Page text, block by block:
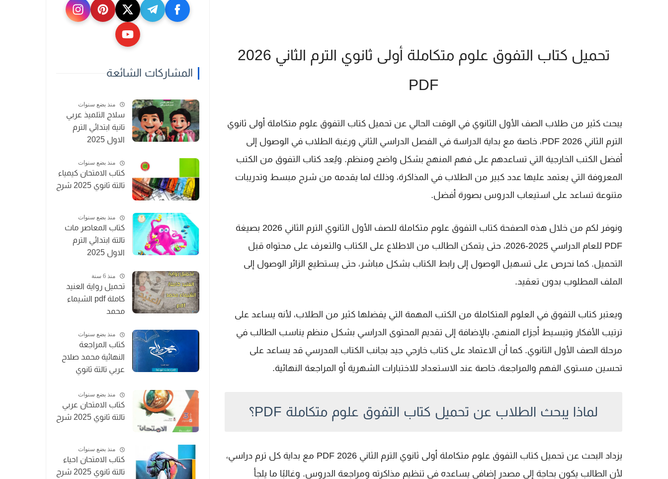
تحميل كتاب التفوق علوم متكاملة أولى ثانوي الترم الثاني 2026
PDF
يبحث كثير من طلاب الصف الأول الثانوي في الوقت الحالي عن تحميل كتاب التفوق علوم متكاملة أولى ثانوي
الترم الثاني 2026 PDF
، خاصة مع بداية الدراسة في الفصل الدراسي الثاني ورغبة الطلاب في الوصول إلى
أفضل الكتب الخارجية التي تساعدهم على فهم المنهج بشكل واضح ومنظم. ويُعد كتاب التفوق من الكتب
المعروفة التي يعتمد عليها عدد كبير من الطلاب في المذاكرة، وذلك لما يقدمه من شرح مبسط وتدريبات
متنوعة تساعد على استيعاب الدروس بصورة أفضل.
ونوفر لكم من خلال هذه الصفحة كتاب التفوق علوم متكاملة للصف الأول الثانوي الترم الثاني 2026
بصيغة
PDF للعام الدراسي 2025-2026، حتى يتمكن الطالب من الاطلاع على الكتاب والتعرف على محتواه قبل
التحميل. كما نحرص على تسهيل الوصول إلى رابط الكتاب بشكل مباشر، حتى يستطيع الزائر الوصول إلى
الملف المطلوب بدون تعقيد.
ويعتبر كتاب التفوق في العلوم المتكاملة من الكتب المهمة التي يفضلها كثير من الطلاب، لأنه يساعد على
ترتيب الأفكار وتبسيط أجزاء المنهج، بالإضافة إلى تقديم المحتوى الدراسي بشكل منظم يناسب الطالب في
مرحلة الصف الأول الثانوي. كما أن الاعتماد على كتاب خارجي جيد بجانب الكتاب المدرسي قد يساعد على
تحسين مستوى الفهم والمراجعة، خاصة عند الاستعداد للاختبارات الشهرية أو المراجعة النهائية.
لماذا يبحث الطلاب عن تحميل كتاب التفوق علوم متكاملة PDF؟
يزداد البحث عن تحميل كتاب التفوق علوم متكاملة أولى ثانوي الترم الثاني 2026 PDF
مع بداية كل ترم دراسي،
لأن الطالب يكون بحاجة إلى مصدر إضافي يساعده في تنظيم مذاكرته ومراجعة الدروس. وغالبًا ما يلجأ
المشاركات الشائعة
منذ بضع سنوات
سلاح التلميذ عربي
تانية ابتدائي الترم
الاول 2025
منذ بضع سنوات
كتاب الامتحان كيمياء
تالتة ثانوي 2025 شرح
منذ بضع سنوات
كتاب المعاصر ماث
تالتة ابتدائي الترم
الاول 2025
منذ 6 سنة
تحميل رواية العنيد
كاملة pdf الشيماء
محمد
منذ بضع سنوات
كتاب المراجعة
النهائية محمد صلاح
عربي تالتة ثانوي
منذ بضع سنوات
كتاب الامتحان عربي
تالتة ثانوي 2025 شرح
منذ بضع سنوات
كتاب الامتحان احياء
تالتة ثانوي 2025 شرح